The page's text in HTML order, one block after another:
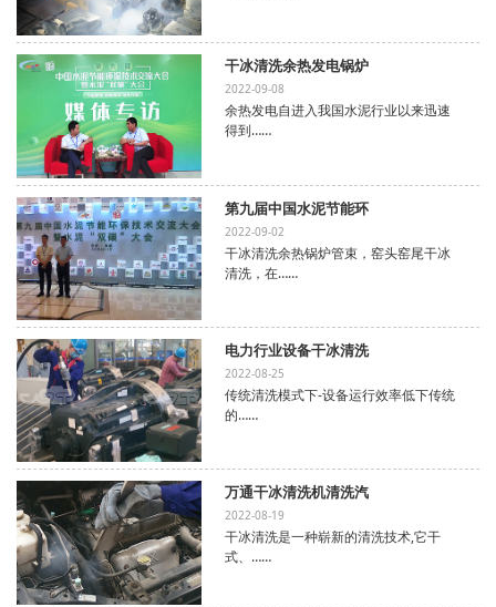
干冰清洗余热发电锅炉
2022-09-08
余热发电自进入我国水泥行业以来迅速
得到……
第九届中国水泥节能环
2022-09-02
干冰清洗余热锅炉管束，窑头窑尾干冰
清洗，在……
电力行业设备干冰清洗
2022-08-25
传统清洗模式下-设备运行效率低下传统
的……
万通干冰清洗机清洗汽
2022-08-19
干冰清洗是一种崭新的清洗技术,它干
式、……